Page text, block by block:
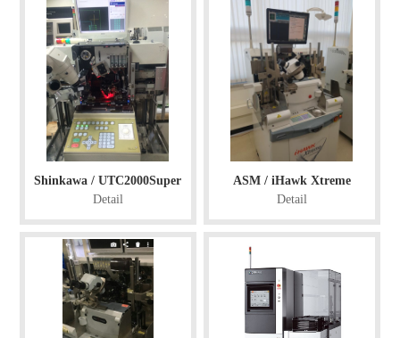
Shinkawa / UTC2000Super
Detail
ASM / iHawk Xtreme
Detail